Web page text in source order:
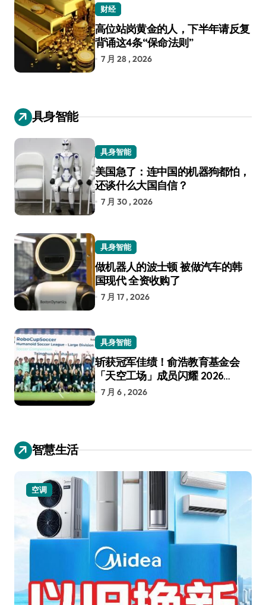
财经
高位站岗黄金的人，下半年请反复
背诵这4条“保命法则”
7 月 28 , 2026
具身智能
具身智能
美国急了：连中国的机器狗都怕，
还谈什么大国自信？
7 月 30 , 2026
具身智能
做机器人的波士顿 被做汽车的韩
国现代 全资收购了
7 月 17 , 2026
具身智能
斩获冠军佳绩！俞浩教育基金会
「天空工场」成员闪耀 2026
RoboCup 机器人世界杯
7 月 6 , 2026
智慧生活
空调